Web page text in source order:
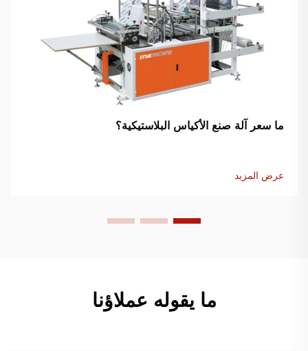
ما سعر آلة صنع الأكياس البلاستيكية؟
عرض المزيد
ما يقوله عملاؤنا